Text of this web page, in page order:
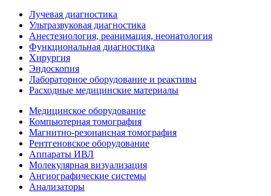
Лучевая диагностика
Ультразвуковая диагностика
Анестезиология, реанимация, неонатология
Функциональная диагностика
Хирургия
Эндоскопия
Лабораторное оборудование и реактивы
Расходные медицинские материалы
Медицинское оборудование
Компьютерная томография
Магнитно-резонансная томография
Рентгеновское оборудование
Аппараты ИВЛ
Молекулярная визуализация
Ангиографические системы
Анализаторы